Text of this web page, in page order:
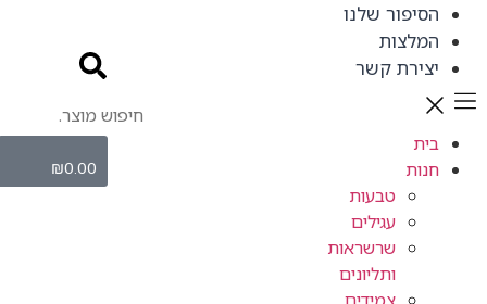
הסיפור שלנו
המלצות
יצירת קשר
בית
חנות
טבעות
עגילים
שרשראות
ותליונים
₪0.00